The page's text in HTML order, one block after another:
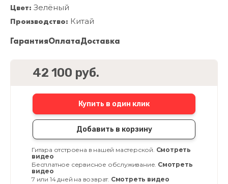
Цвет: Зелёный
Производство: Китай
ГарантияОплатаДоставка
42 100 руб.
Купить в один клик
Добавить в корзину
Гитара отстроена в нашей мастерской. Смотреть
видео
Бесплатное сервисное обслуживание. Смотреть
видео
7 или 14 дней на возврат. Смотреть видео